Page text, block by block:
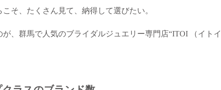
そ、たくさん見て、納得して選びたい。
、群馬で人気のブライダルジュエリー専門店“ITOI （イト